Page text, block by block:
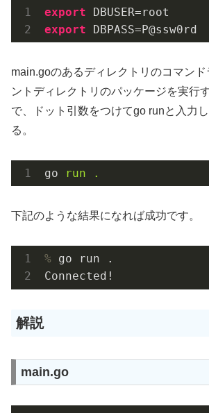
export
export DBPASS=P@ssw0rd
main.goのあるディレクトリのコマンド
ントディレクトリのパッケージを実行
で、ドット引数をつけてgo runと入力
る。
go run .
下記のような結果になれば成功です。
% go run .
Connected!
解説
main.go